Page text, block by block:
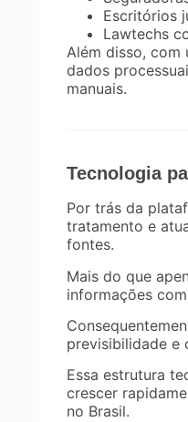
Escritórios
Lawtechs
Além disso, com
dados
manuais.
Tecnologia
Por trás da
tratamento e
fontes.
Mais do que
informações
previsibilidade e
Essa estrutura
crescer
no Brasil.